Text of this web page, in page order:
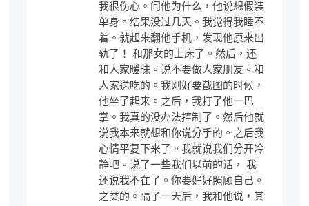
我很伤心。问他为什么，他说想假装
单身。结果没过几天。我觉得我睡不
着。就起来翻他手机，发现他原来出
轨了！ 和那女的上床了。然后，还
和人家暧昧。说不要做人家朋友。和
人家送吃的。我刚好要截图的时候，
他坐了起来。之后，我打了他一巴
掌。我真的没办法控制了。然后他就
说我本来就想和你说分手的。之后我
心情平复下来了。我就说我们分开冷
静吧。说了一些我们以前的话， 我
还说我不在了。你要好好照顾自己。
之类的。隔了一天后，我和他说，其